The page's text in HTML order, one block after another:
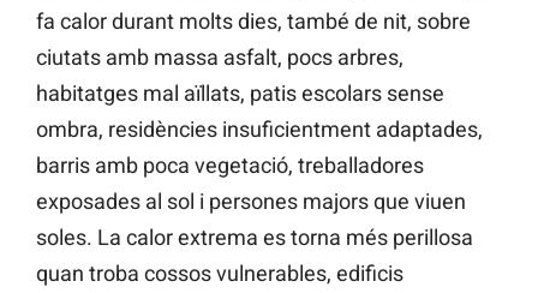
fa calor durant molts dies, també de nit, sobre
ciutats amb massa asfalt, pocs arbres,
habitatges mal aïllats, patis escolars sense
ombra, residències insuficientment adaptades,
barris amb poca vegetació, treballadores
exposades al sol i persones majors que viuen
soles. La calor extrema es torna més perillosa
quan troba cossos vulnerables, edificis